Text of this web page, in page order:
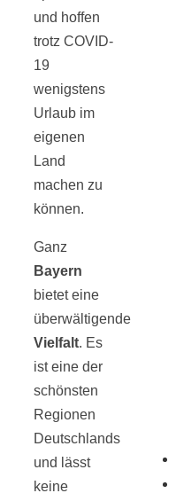
und hoffen
trotz COVID-
19
wenigstens
Urlaub im
eigenen
Land
machen zu
können.
Ganz
Bayern
bietet eine
überwältigende
Vielfalt. Es
ist eine der
schönsten
Regionen
Deutschlands
und lässt
keine